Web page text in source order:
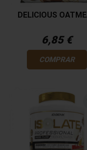
DELICIOUS
6,85 €
COMPRAR